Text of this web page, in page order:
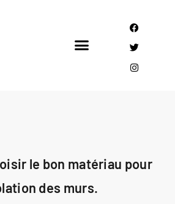
le bon matériau pour
des murs.